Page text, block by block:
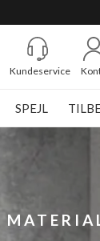
Kundeservice
SPEJL